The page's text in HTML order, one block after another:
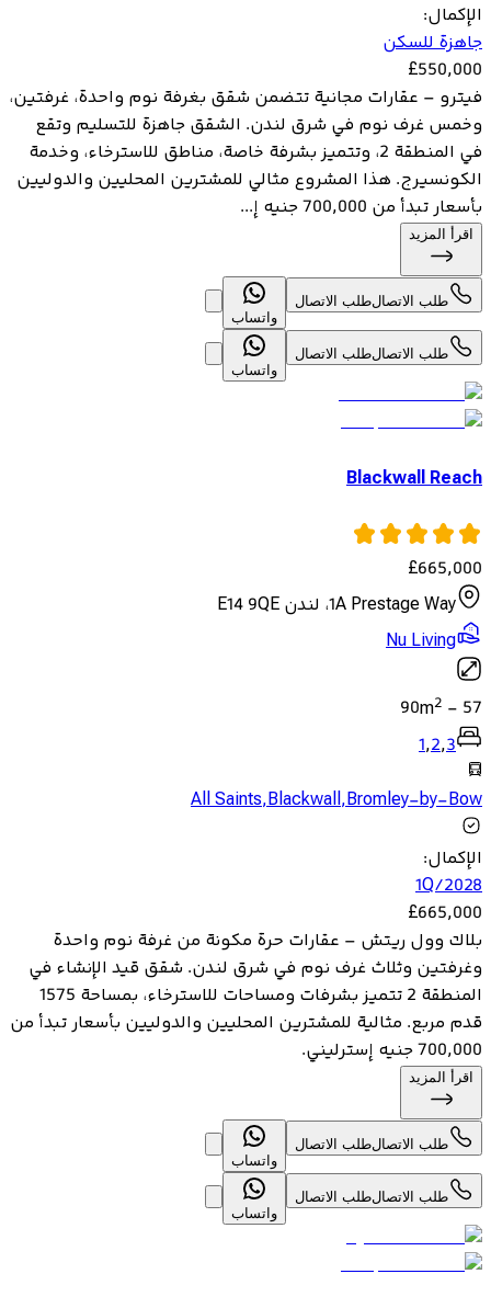
الإكمال:
جاهزة للسكن
£550,000
فيترو – عقارات مجانية تتضمن شقق بغرفة نوم واحدة، غرفتين،
وخمس غرف نوم في شرق لندن. الشقق جاهزة للتسليم وتقع
في المنطقة 2، وتتميز بشرفة خاصة، مناطق للاسترخاء، وخدمة
الكونسيرج. هذا المشروع مثالي للمشترين المحليين والدوليين
بأسعار تبدأ من 700,000 جنيه إ...
اقرأ المزيد
طلب الاتصالطلب الاتصال
واتساب
طلب الاتصالطلب الاتصال
واتساب
Blackwall Reach
£665,000
1A Prestage Way، لندن E14 9QE
Nu Living
57
-
90m2
1,2,3
All Saints,Blackwall,Bromley-by-Bow
الإكمال:
1Q/2028
£665,000
بلاك وول ريتش – عقارات حرة مكونة من غرفة نوم واحدة
وغرفتين وثلاث غرف نوم في شرق لندن. شقق قيد الإنشاء في
المنطقة 2 تتميز بشرفات ومساحات للاسترخاء، بمساحة 1575
قدم مربع. مثالية للمشترين المحليين والدوليين بأسعار تبدأ من
700,000 جنيه إسترليني.
اقرأ المزيد
طلب الاتصالطلب الاتصال
واتساب
طلب الاتصالطلب الاتصال
واتساب